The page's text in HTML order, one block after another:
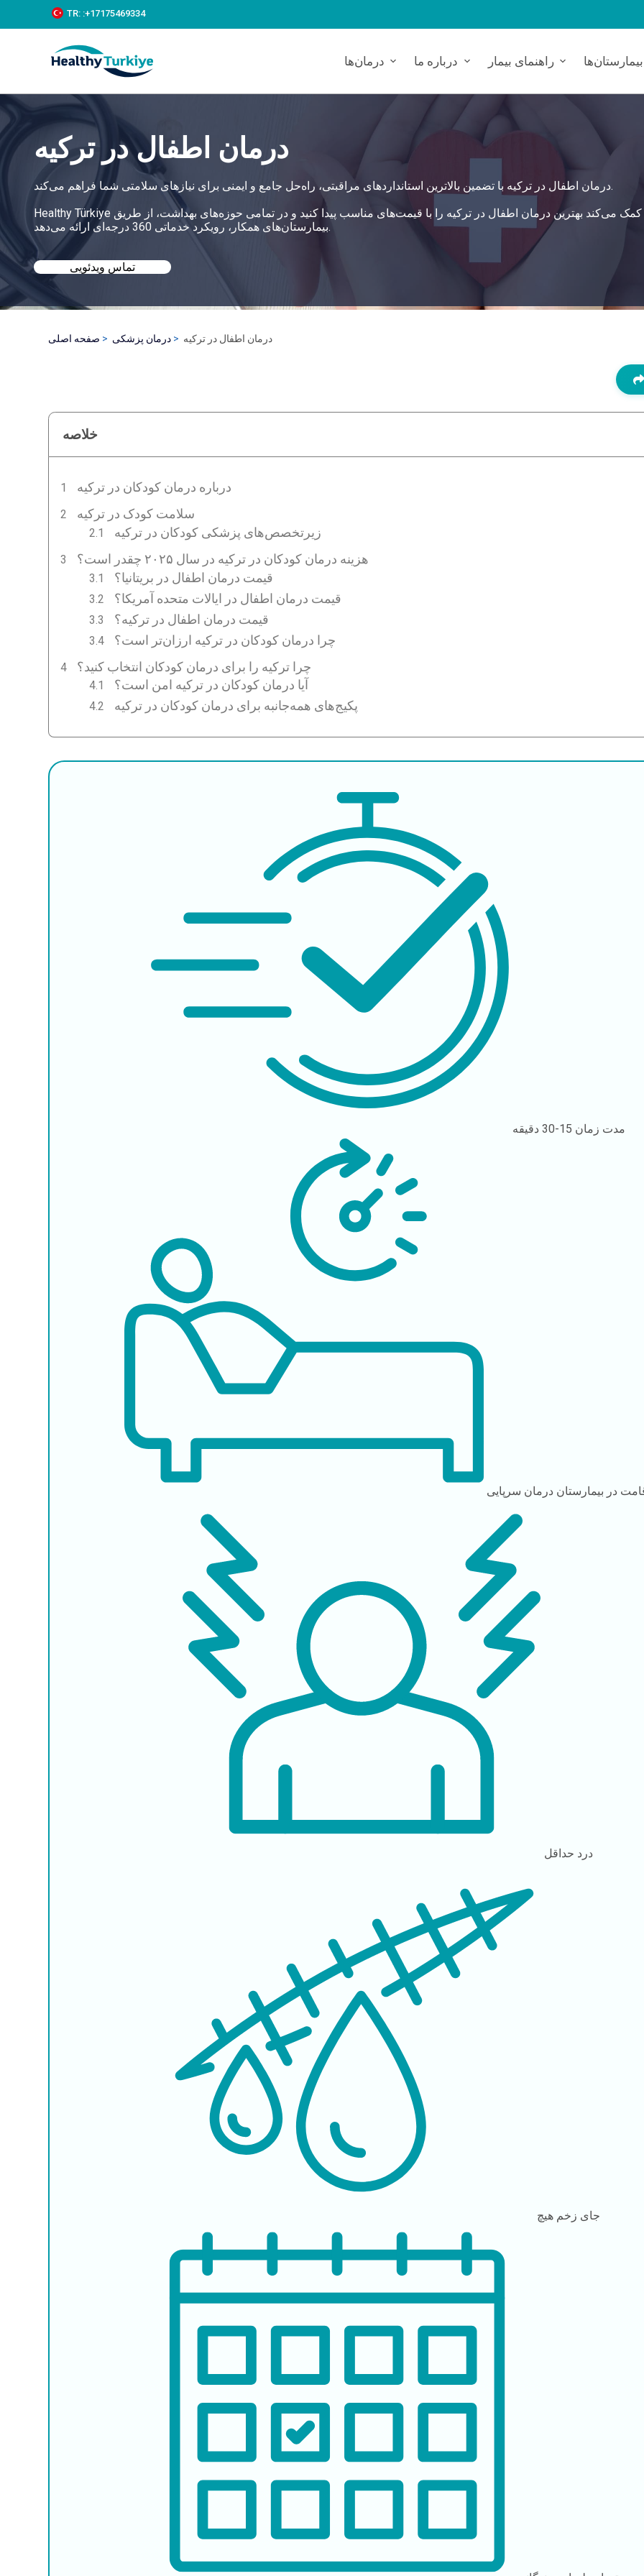
k
c
o
e
TR: :+‪17175469334‬
درمان‌ها درباره ما راهنمای بیمار بیمارستان‌ها
درمان اطفال در ترکیه
درمان اطفال در ترکیه با تضمین بالاترین استانداردهای مراقبتی، راه‌حل جامع و ایمنی برای نیازهای سلامتی شما فراهم می‌کند.
Healthy Türkiye به شما کمک می‌کند بهترین درمان اطفال در ترکیه را با قیمت‌های مناسب پیدا کنید و در تمامی حوزه‌های بهداشت، از طریق
بیمارستان‌های همکار، رویکرد خدماتی 360 درجه‌ای ارائه می‌دهد.
تماس ویدئویی
صفحه اصلی درمان پزشکی درمان اطفال در ترکیه
خلاصه
درباره درمان کودکان در ترکیه
سلامت کودک در ترکیه
زیرتخصص‌های پزشکی کودکان در ترکیه
هزینه درمان کودکان در ترکیه در سال ۲۰۲۵ چقدر است؟
قیمت درمان اطفال در بریتانیا؟
قیمت درمان اطفال در ایالات متحده آمریکا؟
قیمت درمان اطفال در ترکیه؟
چرا درمان کودکان در ترکیه ارزان‌تر است؟
چرا ترکیه را برای درمان کودکان انتخاب کنید؟
آیا درمان کودکان در ترکیه امن است؟
پکیج‌های همه‌جانبه برای درمان کودکان در ترکیه
مدت زمان 15-30 دقیقه
در بیمارستان درمان سرپایی
درد حداقل
جای زخم هیچ